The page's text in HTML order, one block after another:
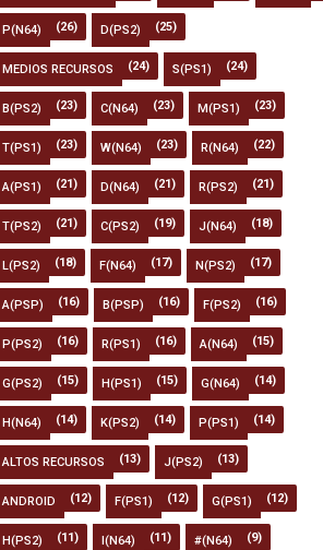
P(N64) (26) D(PS2) (25)
MEDIOS RECURSOS (24) S(PS1) (24)
B(PS2) (23) C(N64) (23) M(PS1) (23)
T(PS1) (23) W(N64) (23) R(N64) (22)
A(PS1) (21) D(N64) (21) R(PS2) (21)
T(PS2) (21) C(PS2) (19) J(N64) (18)
L(PS2) (18) F(N64) (17) N(PS2) (17)
A(PSP) (16) B(PSP) (16) F(PS2) (16)
P(PS2) (16) R(PS1) (16) A(N64) (15)
G(PS2) (15) H(PS1) (15) G(N64) (14)
H(N64) (14) K(PS2) (14) P(PS1) (14)
ALTOS RECURSOS (13) J(PS2) (13)
ANDROID (12) F(PS1) (12) G(PS1) (12)
H(PS2) (11) I(N64) (11) #(N64) (9)